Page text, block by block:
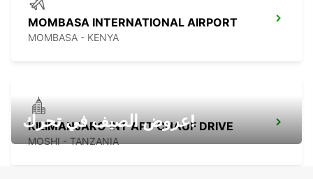
MOMBASA INTERNATIONAL AIRPORT
MOMBASA - KENYA
KILIMANJARO INT APT CHAUF DRIVE
MOSHI - TANZANIA
عروض الصيف في تحرك!